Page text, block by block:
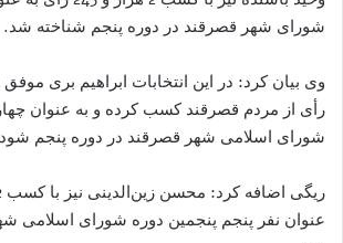
شورای شهر قصرقند در دوره پنجم شناخته شد.
رأی از مردم قصرقند کسب کرده و به عنوان
شورای اسلامی شهر قصرقند در دوره پنجم
عنوان نفر پنجم پنجمین دوره شورای اسلامی